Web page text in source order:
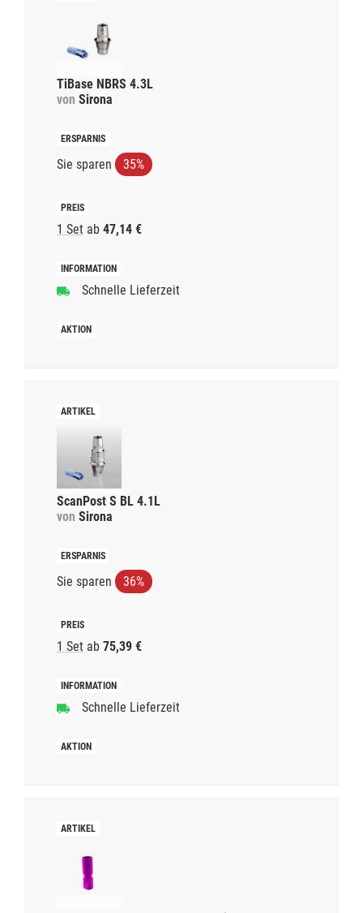
TiBase NBRS 4.3L
von Sirona
Sie sparen 35%
1 Set ab 47,14 €
Schnelle Lieferzeit
ScanPost S BL 4.1L
von Sirona
Sie sparen 36%
1 Set ab 75,39 €
Schnelle Lieferzeit